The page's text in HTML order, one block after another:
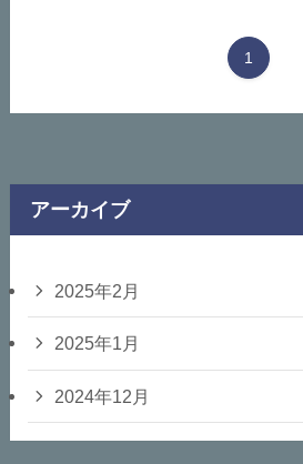
1
アーカイブ
2025年2月
2025年1月
2024年12月